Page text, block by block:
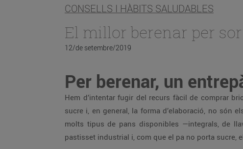
CONSELLS I HÀBITS SALUDABLES
El millor berenar per
12/de setembre/2019
Per berenar, un
Hem d’intentar fugir del recurs fàcil de comprar
sucre i, en general, la forma d’elaboració, no són
molts tipus de pans disponibles —integrals, de
pastisset industrial i, com que el pa no porta sucre,